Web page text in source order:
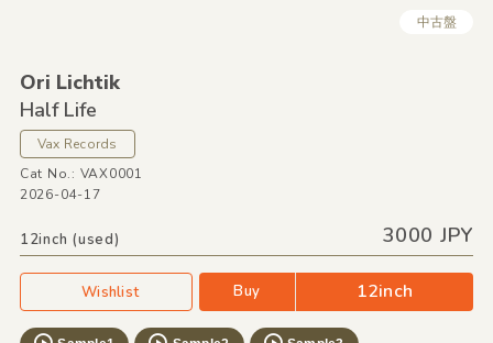
中古盤
Ori Lichtik
Half Life
Vax Records
Cat No.: VAX0001
2026-04-17
12inch (used) 3000 JPY
Wishlist Buy 12inch